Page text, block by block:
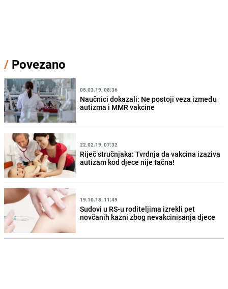
/ Povezano
05.03.19. 08:36
Naučnici dokazali: Ne postoji veza između
autizma i MMR vakcine
22.02.19. 07:32
Riječ stručnjaka: Tvrdnja da vakcina izaziva
autizam kod djece nije tačna!
19.10.18. 11:49
Sudovi u RS-u roditeljima izrekli pet
novčanih kazni zbog nevakcinisanja djece